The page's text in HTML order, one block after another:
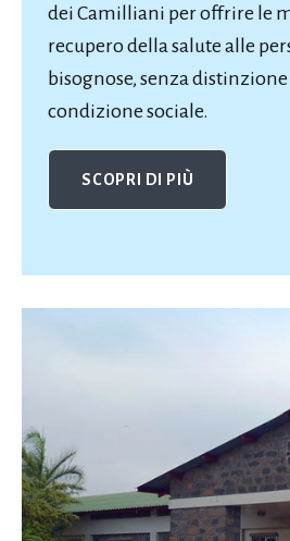
dei Camilliani per offrire le
recupero della salute alle
bisognose, senza
condizione sociale.
SCOPRI DI PIÙ